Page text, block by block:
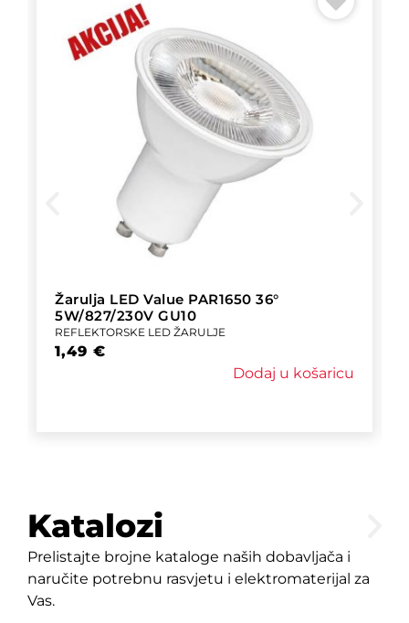
Žarulja LED Value PAR1650 36°
5W/827/230V GU10
REFLEKTORSKE LED ŽARULJE
1,49 €
Dodaj u košaricu
Katalozi
Prelistajte brojne kataloge naših dobavljača i
naručite potrebnu rasvjetu i elektromaterijal za
Vas.